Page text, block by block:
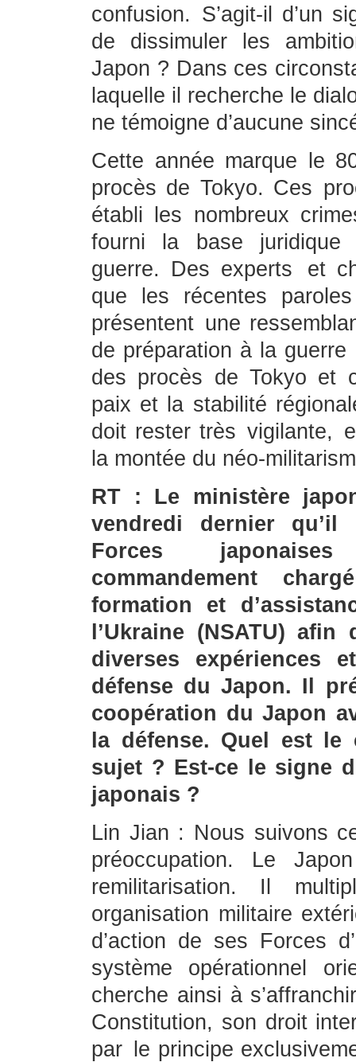
confusion. S’agit-il d’un
de dissimuler les
Japon ? Dans ces
laquelle il recherche le
ne témoigne d’aucune
Cette année marque le
procès de Tokyo. Ces
établi les nombreux
fourni la base juridique
guerre. Des experts et
que les récentes
présentent une
de préparation à la
des procès de Tokyo et
paix et la stabilité
doit rester très vigilante,
la montée du néo-
RT : Le ministère
vendredi dernier
Forces japonaises
commandement
formation et
l’Ukraine (NSATU)
diverses expériences
défense du Japon. Il
coopération du Japon
la défense. Quel est
sujet ? Est-ce le signe
japonais ?
Lin Jian : Nous suivons
préoccupation. Le
remilitarisation. Il
organisation militaire
d’action de ses Forces
système opérationnel
cherche ainsi à
Constitution, son droit
par le principe